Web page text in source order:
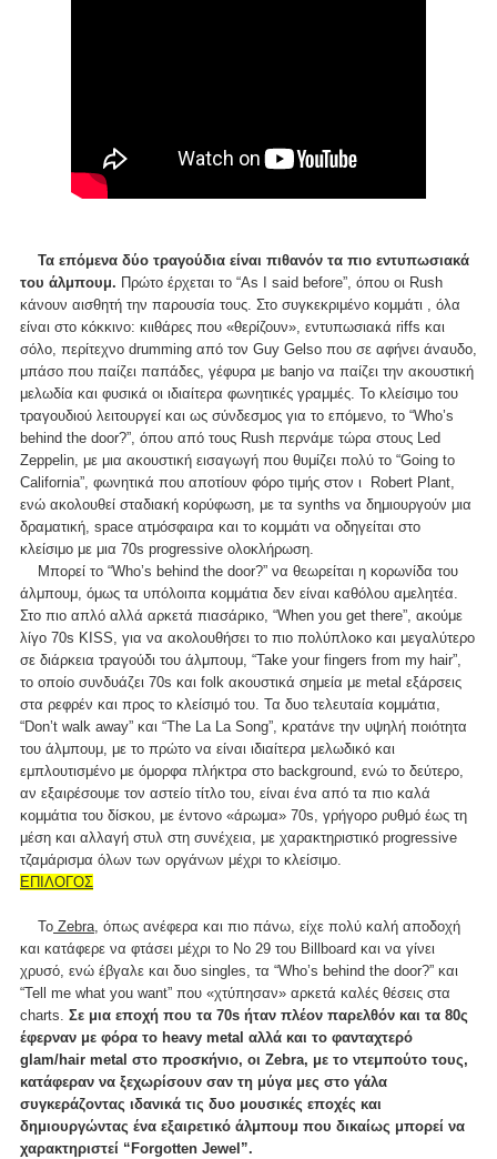
Τα επόμενα δύο τραγούδια είναι πιθανόν τα πιο εντυπωσιακά
του άλμπουμ. Πρώτο έρχεται το “As I said before”, όπου οι Rush
κάνουν αισθητή την παρουσία τους. Στο συγκεκριμένο κομμάτι , όλα
είναι στο κόκκινο: κιιθάρες που «θερίζουν», εντυπωσιακά riffs και
σόλο, περίτεχνο drumming από τον Guy Gelso που σε αφήνει άναυδο,
μπάσο που παίζει παπάδες, γέφυρα με banjo να παίζει την ακουστική
μελωδία και φυσικά οι ιδιαίτερα φωνητικές γραμμές. Το κλείσιμο του
τραγουδιού λειτουργεί και ως σύνδεσμος για το επόμενο, το “Who’s
behind the door?”, όπου από τους Rush περνάμε τώρα στους Led
Zeppelin, με μια ακουστική εισαγωγή που θυμίζει πολύ το “Going to
California”, φωνητικά που αποτίουν φόρο τιμής στον ι Robert Plant,
ενώ ακολουθεί σταδιακή κορύφωση, με τα synths να δημιουργούν μια
δραματική, space ατμόσφαιρα και το κομμάτι να οδηγείται στο
κλείσιμο με μια 70s progressive ολοκλήρωση.
Μπορεί το “Who’s behind the door?” να θεωρείται η κορωνίδα του
άλμπουμ, όμως τα υπόλοιπα κομμάτια δεν είναι καθόλου αμελητέα.
Στο πιο απλό αλλά αρκετά πιασάρικο, “When you get there”, ακούμε
λίγο 70s KISS, για να ακολουθήσει το πιο πολύπλοκο και μεγαλύτερο
σε διάρκεια τραγούδι του άλμπουμ, “Take your fingers from my hair”,
το οποίο συνδυάζει 70s και folk ακουστικά σημεία με metal εξάρσεις
στα ρεφρέν και προς το κλείσιμό του. Τα δυο τελευταία κομμάτια,
“Don’t walk away” και “The La La Song”, κρατάνε την υψηλή ποιότητα
του άλμπουμ, με το πρώτο να είναι ιδιαίτερα μελωδικό και
εμπλουτισμένο με όμορφα πλήκτρα στο background, ενώ το δεύτερο,
αν εξαιρέσουμε τον αστείο τίτλο του, είναι ένα από τα πιο καλά
κομμάτια του δίσκου, με έντονο «άρωμα» 70s, γρήγορο ρυθμό έως τη
μέση και αλλαγή στυλ στη συνέχεια, με χαρακτηριστικό progressive
τζαμάρισμα όλων των οργάνων μέχρι το κλείσιμο.
ΕΠΙΛΟΓΟΣ
To Zebra, όπως ανέφερα και πιο πάνω, είχε πολύ καλή αποδοχή
και κατάφερε να φτάσει μέχρι το Νο 29 του Billboard και να γίνει
χρυσό, ενώ έβγαλε και δυο singles, τα “Who’s behind the door?” και
“Tell me what you want” που «χτύπησαν» αρκετά καλές θέσεις στα
charts. Σε μια εποχή που τα 70s ήταν πλέον παρελθόν και τα 80ς
έφερναν με φόρα το heavy metal αλλά και το φανταχτερό
glam/hair metal στο προσκήνιο, οι Zebra, με το ντεμπούτο τους,
κατάφεραν να ξεχωρίσουν σαν τη μύγα μες στο γάλα
συγκεράζoντας ιδανικά τις δυο μουσικές εποχές και
δημιουργώντας ένα εξαιρετικό άλμπουμ που δικαίως μπορεί να
χαρακτηριστεί “Forgotten Jewel”.